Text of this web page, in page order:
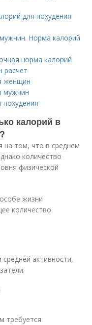
для похудения
Норма калорий
норма калорий
женщин
мужчин
калорий в
на том, что в среднем
количество
физической
жизни
количество
активности,
требуется: